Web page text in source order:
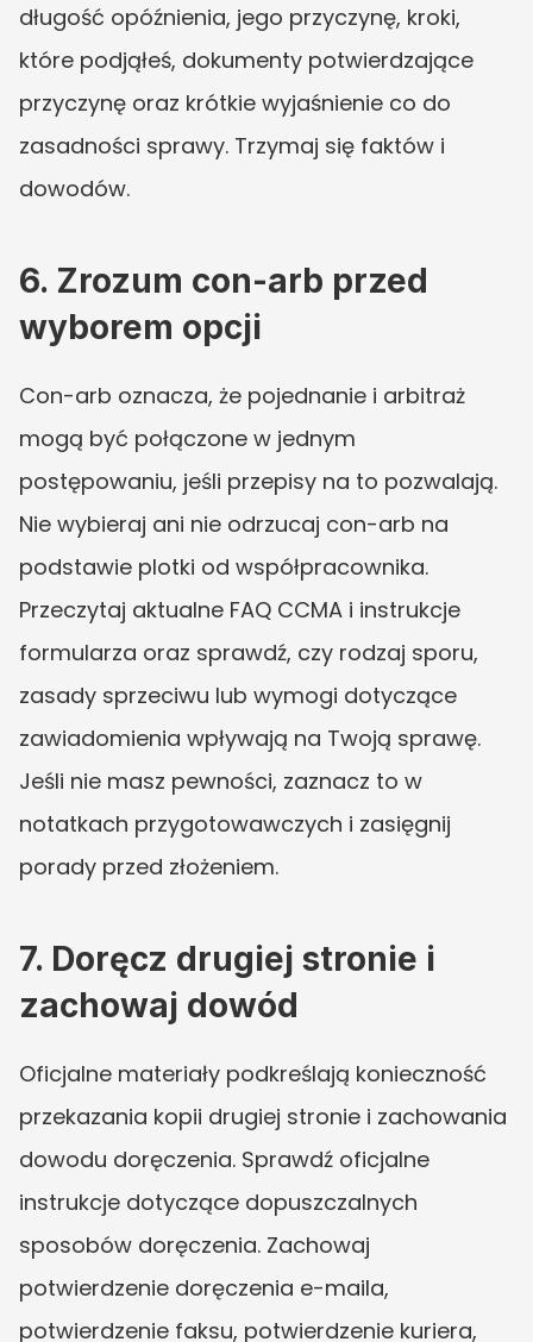
długość opóźnienia, jego przyczynę, kroki,
które podjąłeś, dokumenty potwierdzające
przyczynę oraz krótkie wyjaśnienie co do
zasadności sprawy. Trzymaj się faktów i
dowodów.
6. Zrozum con-arb przed
wyborem opcji
Con-arb oznacza, że pojednanie i arbitraż
mogą być połączone w jednym
postępowaniu, jeśli przepisy na to pozwalają.
Nie wybieraj ani nie odrzucaj con-arb na
podstawie plotki od współpracownika.
Przeczytaj aktualne FAQ CCMA i instrukcje
formularza oraz sprawdź, czy rodzaj sporu,
zasady sprzeciwu lub wymogi dotyczące
zawiadomienia wpływają na Twoją sprawę.
Jeśli nie masz pewności, zaznacz to w
notatkach przygotowawczych i zasięgnij
porady przed złożeniem.
7. Doręcz drugiej stronie i
zachowaj dowód
Oficjalne materiały podkreślają konieczność
przekazania kopii drugiej stronie i zachowania
dowodu doręczenia. Sprawdź oficjalne
instrukcje dotyczące dopuszczalnych
sposobów doręczenia. Zachowaj
potwierdzenie doręczenia e-maila,
potwierdzenie faksu, potwierdzenie kuriera,